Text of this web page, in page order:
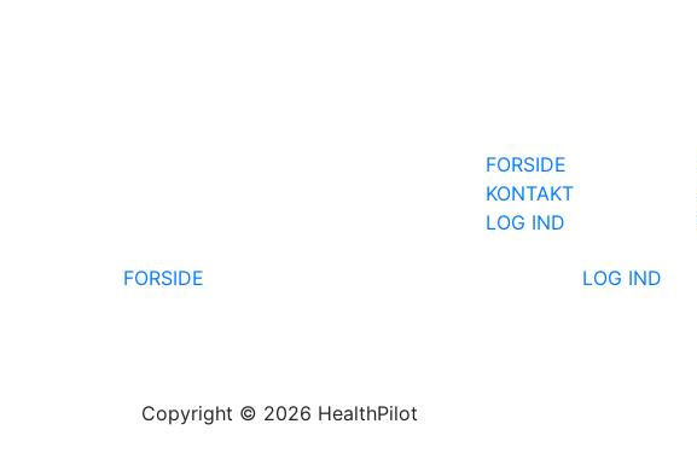
FORSIDE
KONTAKT
LOG IND
FORSIDE
LOG IND
Copyright © 2026 HealthPilot